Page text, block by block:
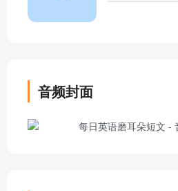
音频封面